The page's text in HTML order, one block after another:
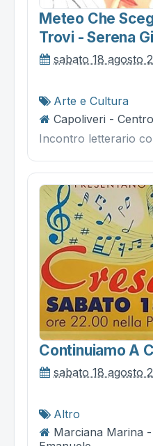
Meteo Che
Trovi - Serena
sabato 18 agosto
Arte e Cultura
Capoliveri -
Incontro letterario
Continuiamo A
sabato 18 agosto
Altro
Marciana Marina